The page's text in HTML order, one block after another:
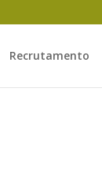
Recrutamento